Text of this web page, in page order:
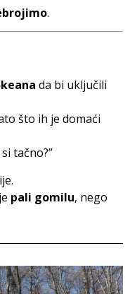
.
da bi uključili
što ih je domaći
si tačno?”
pali gomilu, nego